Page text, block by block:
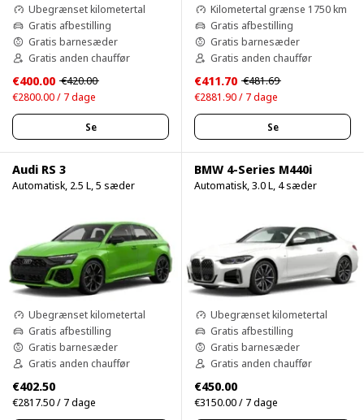
Ubegrænset kilometertal
Gratis afbestilling
Gratis barnesæder
Gratis anden chauffør
€400.00 €420.00
€2800.00 / 7 dage
Se
Kilometertal grænse 1750 km
Gratis afbestilling
Gratis barnesæder
Gratis anden chauffør
€411.70 €481.69
€2881.90 / 7 dage
Se
Audi RS 3
Automatisk, 2.5 L, 5 sæder
Ubegrænset kilometertal
Gratis afbestilling
Gratis barnesæder
Gratis anden chauffør
€402.50
€2817.50 / 7 dage
BMW 4-Series M440i
Automatisk, 3.0 L, 4 sæder
Ubegrænset kilometertal
Gratis afbestilling
Gratis barnesæder
Gratis anden chauffør
€450.00
€3150.00 / 7 dage